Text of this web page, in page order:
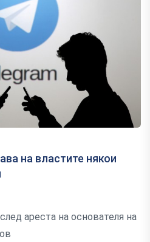
на властите някои
ареста на основателя на